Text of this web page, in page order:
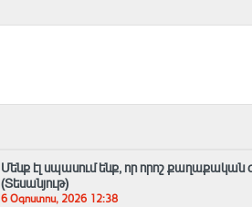
Մենք էլ սպասում ենք, որ որոշ
(Տեսանյութ)
6 Օգոստոս, 2026 12:38